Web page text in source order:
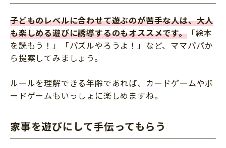
子どものレベルに合わせて遊ぶのが苦手な人は、大人
も楽しめる遊びに誘導するのもオススメです。「絵本
を読もう！」「パズルやろうよ！」など、ママパパか
ら提案してみましょう。
ルールを理解できる年齢であれば、カードゲームやボ
ードゲームもいっしょに楽しめますね。
家事を遊びにして手伝ってもらう